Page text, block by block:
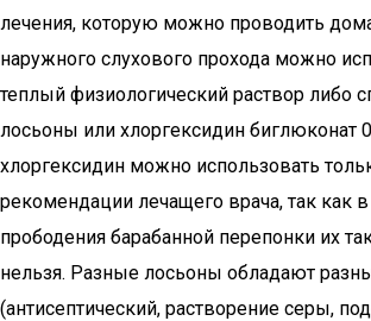
лечения, которую можно проводить
наружного слухового прохода можно
теплый физиологический раствор либо
лосьоны или хлоргексидин биглюконат
хлоргексидин можно использовать
рекомендации лечащего врача, так как в
прободения барабанной перепонки их
нельзя. Разные лосьоны обладают
(антисептический, растворение серы,